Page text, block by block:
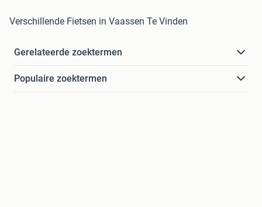
Verschillende Fietsen in Vaassen Te Vinden
Gerelateerde zoektermen
Populaire zoektermen